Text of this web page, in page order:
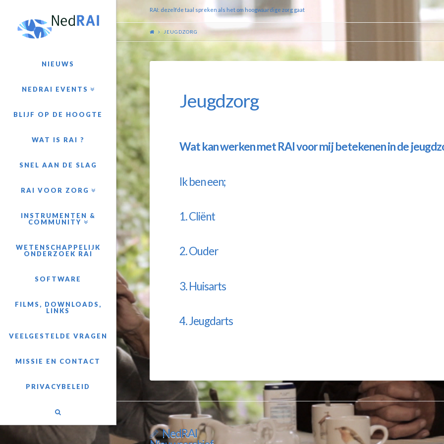
RAI: dezelfde taal spreken als het om hoogwaardige zorg gaat
NIEUWS
NEDRAI EVENTS
BLIJF OP DE HOOGTE
WAT IS RAI ?
SNEL AAN DE SLAG
RAI VOOR ZORG
INSTRUMENTEN &
COMMUNITY
WETENSCHAPPELIJK
ONDERZOEK RAI
SOFTWARE
FILMS, DOWNLOADS,
LINKS
VEELGESTELDE VRAGEN
MISSIE EN CONTACT
PRIVACYBELEID
JEUGDZORG
Jeugdzorg
Wat kan werken met RAI voor mij betekenen in de
Ik ben een;
1. Cliënt
2. Ouder
3. Huisarts
4. Jeugdarts
NedRAI